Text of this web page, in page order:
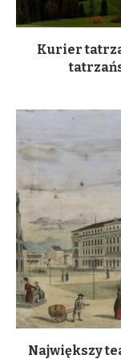
Kurier
Największy